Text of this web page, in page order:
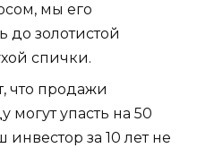
мы его
до золотистой
спички.
что продажи
могут упасть на 50
за 10 лет не